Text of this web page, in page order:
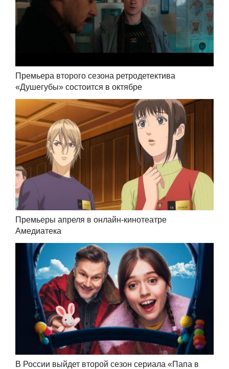
Премьера второго сезона ретродетектива
«Душегубы» состоится в октябре
Премьеры апреля в онлайн-кинотеатре
Амедиатека
В России выйдет второй сезон сериала «Папа в